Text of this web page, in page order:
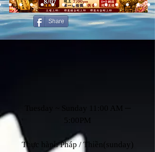
Share
5:00PM
Thực hành Pháp / Thiền(sunday)